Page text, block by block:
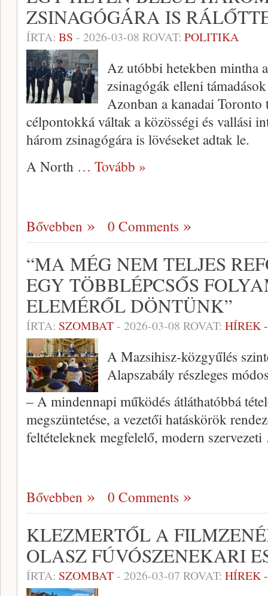
ZSINAGÓGÁRA IS
ÍRTA: BS - 2026-03-08 ROVAT: POLITIKA
Az utóbbi hetekben mintha
zsinagógák elleni
Azonban a kanadai Toronto
célpontokká váltak a közösségi és vallási
három zsinagógára is lövéseket adtak le.
A North … Tovább »
Bővebben 0 Comments
“MA MÉG NEM TELJES
EGY TÖBBLÉPCSŐS
ELEMÉRŐL DÖNTÜNK”
ÍRTA: SZOMBAT- 2026-03-08 ROVAT: HÍREK
A Mazsihisz-közgyűlés
Alapszabály részleges
– A mindennapi működés átláthatóbbá
megszüntetése, a vezetői hatáskörök
feltételeknek megfelelő, modern szervezeti
Bővebben 0 Comments
KLEZMERTŐL A
OLASZ FÚVÓSZENEKARI
ÍRTA: SZOMBAT- 2026-03-07 ROVAT: HÍREK